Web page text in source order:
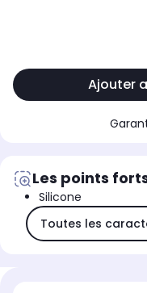
Ajouter
Les points
Silicone
Toutes les